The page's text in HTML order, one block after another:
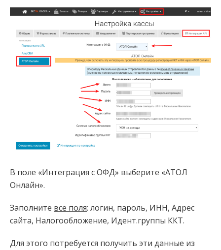
В поле «Интеграция с ОФД» выберите «АТОЛ
Онлайн».
Заполните все поля: логин, пароль, ИНН, Адрес
сайта, Налогообложение, Идент.группы ККТ.
Для этого потребуется получить эти данные из